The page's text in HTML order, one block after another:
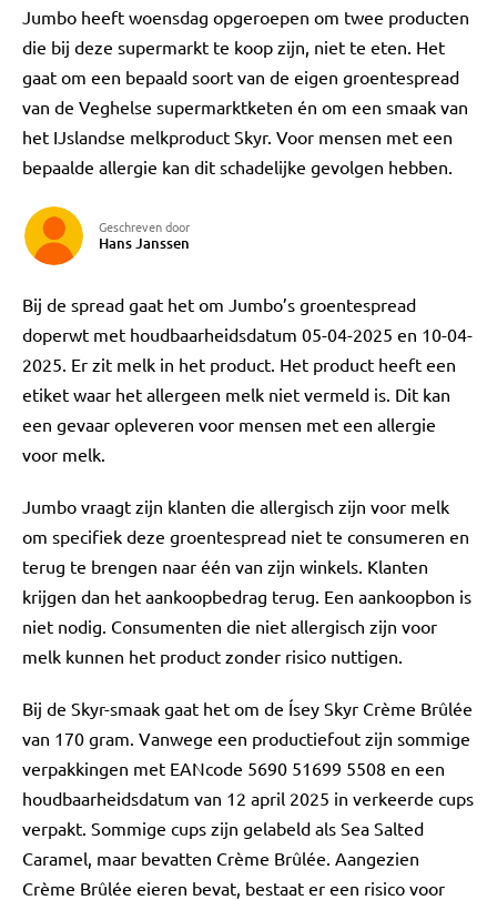
Jumbo heeft woensdag opgeroepen om twee producten
die bij deze supermarkt te koop zijn, niet te eten. Het
gaat om een bepaald soort van de eigen groentespread
van de Veghelse supermarktketen én om een smaak van
het IJslandse melkproduct Skyr. Voor mensen met een
bepaalde allergie kan dit schadelijke gevolgen hebben.
Geschreven door
Hans Janssen
Bij de spread gaat het om Jumbo’s groentespread
doperwt met houdbaarheidsdatum 05-04-2025 en 10-04-
2025. Er zit melk in het product. Het product heeft een
etiket waar het allergeen melk niet vermeld is. Dit kan
een gevaar opleveren voor mensen met een allergie
voor melk.
Jumbo vraagt zijn klanten die allergisch zijn voor melk
om specifiek deze groentespread niet te consumeren en
terug te brengen naar één van zijn winkels. Klanten
krijgen dan het aankoopbedrag terug. Een aankoopbon is
niet nodig. Consumenten die niet allergisch zijn voor
melk kunnen het product zonder risico nuttigen.
Bij de Skyr-smaak gaat het om de Ísey Skyr Crème Brûlée
van 170 gram. Vanwege een productiefout zijn sommige
verpakkingen met EANcode 5690 51699 5508 en een
houdbaarheidsdatum van 12 april 2025 in verkeerde cups
verpakt. Sommige cups zijn gelabeld als Sea Salted
Caramel, maar bevatten Crème Brûlée. Aangezien
Crème Brûlée eieren bevat, bestaat er een risico voor